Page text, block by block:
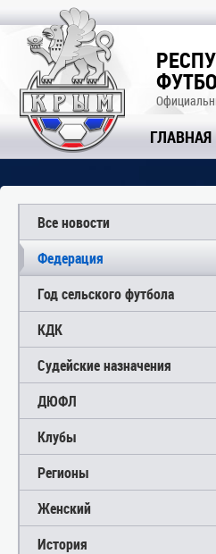
ГЛАВНАЯ
Все новости
Федерация
Год сельского футбола
КДК
Судейские назначения
ДЮФЛ
Клубы
Регионы
Женский
История